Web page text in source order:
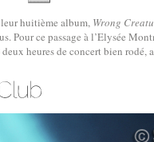
leur huitième album, Wrong
Pour ce passage à l’Elysée
heures de concert bien rodé,